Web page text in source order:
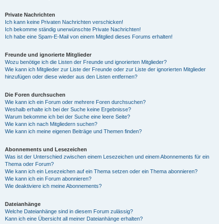
Private Nachrichten
Ich kann keine Privaten Nachrichten verschicken!
Ich bekomme ständig unerwünschte Private Nachrichten!
Ich habe eine Spam-E-Mail von einem Mitglied dieses Forums erhalten!
Freunde und ignorierte Mitglieder
Wozu benötige ich die Listen der Freunde und ignorierten Mitglieder?
Wie kann ich Mitglieder zur Liste der Freunde oder zur Liste der ignorierten Mitglieder
hinzufügen oder diese wieder aus den Listen entfernen?
Die Foren durchsuchen
Wie kann ich ein Forum oder mehrere Foren durchsuchen?
Weshalb erhalte ich bei der Suche keine Ergebnisse?
Warum bekomme ich bei der Suche eine leere Seite?
Wie kann ich nach Mitgliedern suchen?
Wie kann ich meine eigenen Beiträge und Themen finden?
Abonnements und Lesezeichen
Was ist der Unterschied zwischen einem Lesezeichen und einem Abonnements für ein
Thema oder Forum?
Wie kann ich ein Lesezeichen auf ein Thema setzen oder ein Thema abonnieren?
Wie kann ich ein Forum abonnieren?
Wie deaktiviere ich meine Abonnements?
Dateianhänge
Welche Dateianhänge sind in diesem Forum zulässig?
Kann ich eine Übersicht all meiner Dateianhänge erhalten?